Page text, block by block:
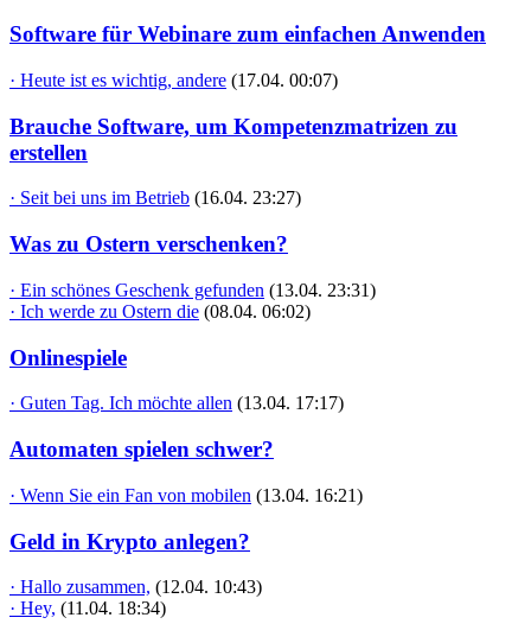
Software für Webinare zum einfachen Anwenden
· Heute ist es wichtig, andere (17.04. 00:07)
Brauche Software, um Kompetenzmatrizen zu
erstellen
· Seit bei uns im Betrieb (16.04. 23:27)
Was zu Ostern verschenken?
· Ein schönes Geschenk gefunden (13.04. 23:31)
· Ich werde zu Ostern die (08.04. 06:02)
Onlinespiele
· Guten Tag. Ich möchte allen (13.04. 17:17)
Automaten spielen schwer?
· Wenn Sie ein Fan von mobilen (13.04. 16:21)
Geld in Krypto anlegen?
· Hallo zusammen, (12.04. 10:43)
· Hey, (11.04. 18:34)